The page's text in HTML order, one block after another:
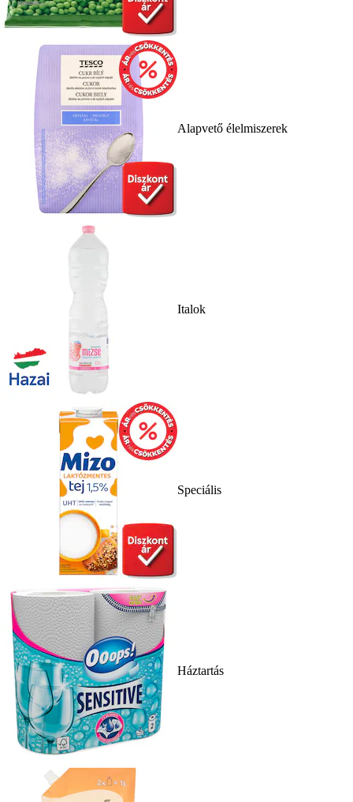
Alapvető élelmiszerek
Italok
Speciális
Háztartás